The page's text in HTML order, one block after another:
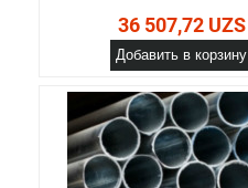
36 507,72 UZS
Добавить в корзину